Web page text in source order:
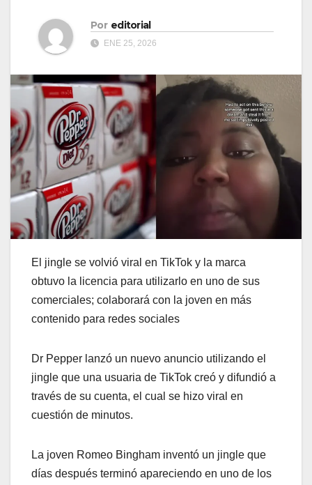
Por editorial
ENE 25, 2026
El jingle se volvió viral en TikTok y la marca
obtuvo la licencia para utilizarlo en uno de sus
comerciales; colaborará con la joven en más
contenido para redes sociales
Dr Pepper lanzó un nuevo anuncio utilizando el
jingle que una usuaria de TikTok creó y difundió a
través de su cuenta, el cual se hizo viral en
cuestión de minutos.
La joven Romeo Bingham inventó un jingle que
días después terminó apareciendo en uno de los